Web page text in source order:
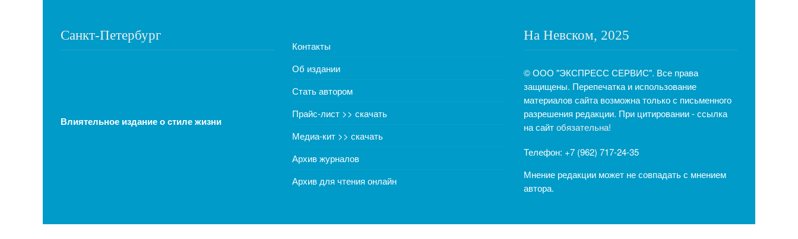
Санкт-Петербург
Влиятельное издание о стиле жизни
Контакты
Об издании
Стать автором
Прайс-лист >> скачать
Медиа-кит >> скачать
Архив журналов
Архив для чтения онлайн
На Невском, 2025
© ООО "ЭКСПРЕСС СЕРВИС". Все права
защищены. Перепечатка и использование
материалов сайта возможна только с письменного
разрешения редакции. При цитировании - ссылка
на сайтобязательна!
Телефон: +7 (962) 717-24-35
Мнение редакции может не совпадать с мнением
автора.